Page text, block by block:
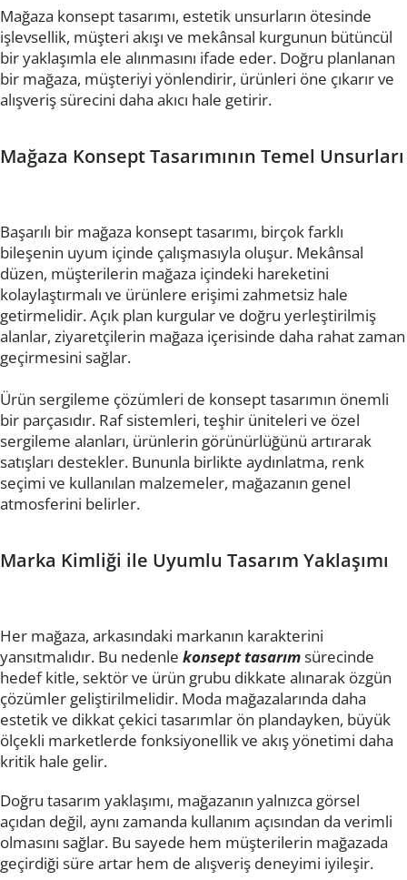
Mağaza konsept tasarımı, estetik unsurların ötesinde
işlevsellik, müşteri akışı ve mekânsal kurgunun bütüncül
bir yaklaşımla ele alınmasını ifade eder. Doğru planlanan
bir mağaza, müşteriyi yönlendirir, ürünleri öne çıkarır ve
alışveriş sürecini daha akıcı hale getirir.
Mağaza Konsept Tasarımının Temel Unsurları
Başarılı bir mağaza konsept tasarımı, birçok farklı
bileşenin uyum içinde çalışmasıyla oluşur. Mekânsal
düzen, müşterilerin mağaza içindeki hareketini
kolaylaştırmalı ve ürünlere erişimi zahmetsiz hale
getirmelidir. Açık plan kurgular ve doğru yerleştirilmiş
alanlar, ziyaretçilerin mağaza içerisinde daha rahat zaman
geçirmesini sağlar.
Ürün sergileme çözümleri de konsept tasarımın önemli
bir parçasıdır. Raf sistemleri, teşhir üniteleri ve özel
sergileme alanları, ürünlerin görünürlüğünü artırarak
satışları destekler. Bununla birlikte aydınlatma, renk
seçimi ve kullanılan malzemeler, mağazanın genel
atmosferini belirler.
Marka Kimliği ile Uyumlu Tasarım Yaklaşımı
Her mağaza, arkasındaki markanın karakterini
yansıtmalıdır. Bu nedenle konsept tasarımsürecinde
hedef kitle, sektör ve ürün grubu dikkate alınarak özgün
çözümler geliştirilmelidir. Moda mağazalarında daha
estetik ve dikkat çekici tasarımlar ön plandayken, büyük
ölçekli marketlerde fonksiyonellik ve akış yönetimi daha
kritik hale gelir.
Doğru tasarım yaklaşımı, mağazanın yalnızca görsel
açıdan değil, aynı zamanda kullanım açısından da verimli
olmasını sağlar. Bu sayede hem müşterilerin mağazada
geçirdiği süre artar hem de alışveriş deneyimi iyileşir.